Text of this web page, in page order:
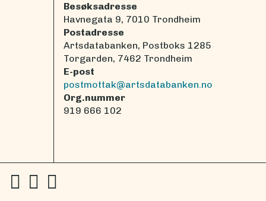
Besøksadresse
Havnegata 9, 7010 Trondheim
Postadresse
Artsdatabanken, Postboks 1285
Torgarden, 7462 Trondheim
E-post
postmottak@artsdatabanken.no
Org.nummer
919 666 102